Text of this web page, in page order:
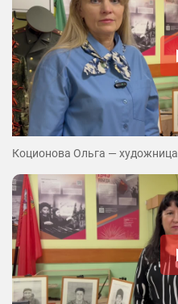
Коционова Ольга — художница